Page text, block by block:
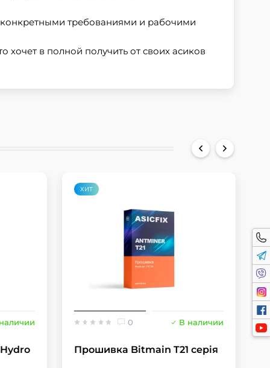
конкретными требованиями и рабочими
в полной получить от своих асиков
ХИТ
0 В наличии
Прошивка Bitmain T21 серія